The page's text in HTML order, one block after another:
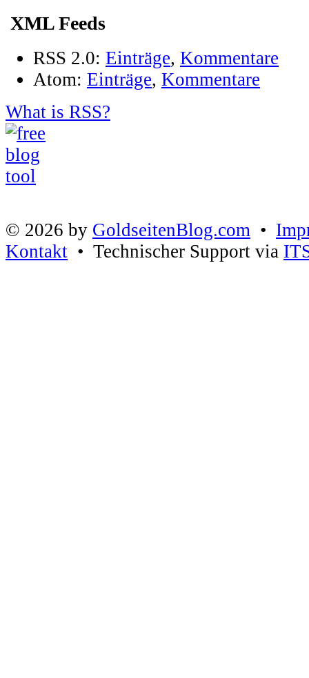
XML Feeds
RSS 2.0: Einträge, Kommentare
Atom: Einträge, Kommentare
What is RSS?
© 2026 by GoldseitenBlog.com •
Kontakt • Technischer Support via